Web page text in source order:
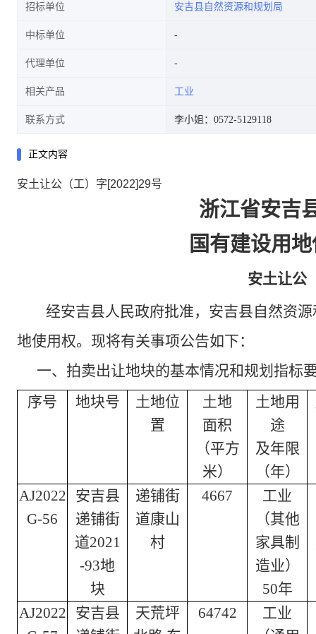
招标单位 安吉县自然资源和规划局
中标单位
代理单位
相关产品 工业
联系方式 李小姐：0572-5129118
正文内容
安土让公（工）字[2022]29号
浙江省安吉
国有建设用
安土让公
经安吉县人民政府批准，安吉县自然资
地使用权。现将有关事项公告如下：
一、拍卖出让地块的基本情况和规划指标
序号
地块号
土地位
置
土地
面积
（平方
米）
土地用
途
及年限
（年）
AJ2022
G-56
安吉县
递铺街
道2021
-93地
块
递铺街
道康山
村
4667
工业
（其他
家具制
造业）
50年
AJ2022
安吉县
天荒坪
64742
工业